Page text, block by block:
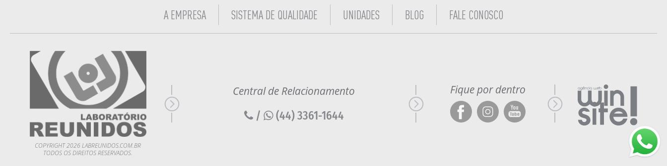
A EMPRESA SISTEMA DE QUALIDADE UNIDADES BLOG FALE CONOSCO
COPYRIGHT 2026 LABREUNIDOS.COM.BR
TODOS OS DIREITOS RESERVADOS.
Central de Relacionamento
/
(44) 3361-1644
Fique por dentro